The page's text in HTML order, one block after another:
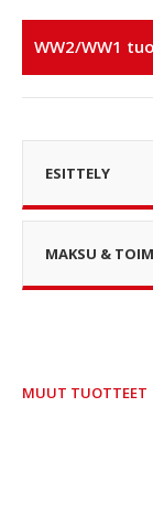
WW2/WW1
ESITTELY
MAKSU &
MUUT TUOTTEET